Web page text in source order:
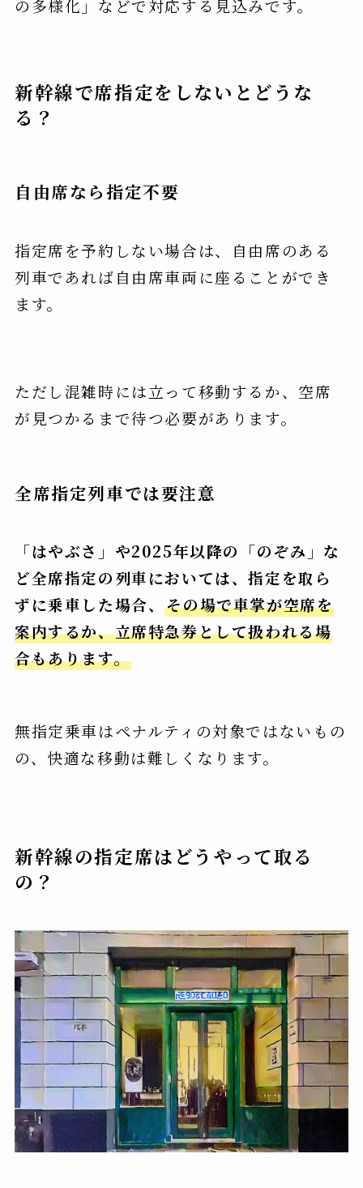
の多様化」などで対応する見込みです。
新幹線で席指定をしないとどうな
る？
自由席なら指定不要
指定席を予約しない場合は、自由席のある
列車であれば自由席車両に座ることができ
ます。
ただし混雑時には立って移動するか、空席
が見つかるまで待つ必要があります。
全席指定列車では要注意
「はやぶさ」や2025年以降の「のぞみ」な
ど全席指定の列車においては、指定を取ら
ずに乗車した場合、その場で車掌が空席を
案内するか、立席特急券として扱われる場
合もあります。
無指定乗車はペナルティの対象ではないもの
の、快適な移動は難しくなります。
新幹線の指定席はどうやって取る
の？